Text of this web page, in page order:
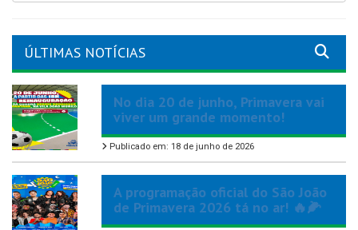
ÚLTIMAS NOTÍCIAS
No dia 20 de junho, Primavera vai
viver um grande momento!
Publicado em: 18 de junho de 2026
A programação oficial do São João
de Primavera 2026 tá no ar! 🔥🌽